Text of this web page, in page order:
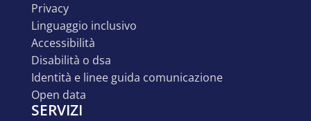
privacy
linguaggio inclusivo
accessibilità
disabilità o dsa
identità e linee guida comunicazione
open data
SERVIZI